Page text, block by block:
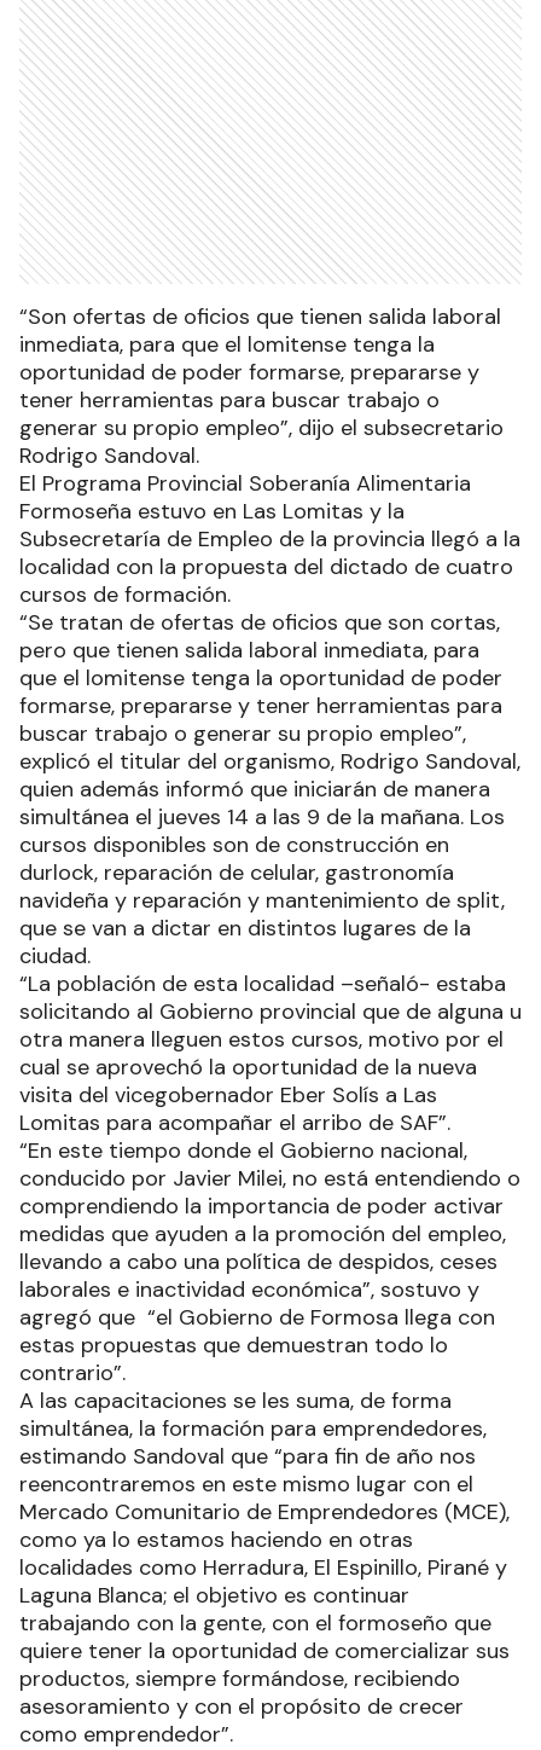
“Son ofertas de oficios que tienen salida laboral
inmediata, para que el lomitense tenga la
oportunidad de poder formarse, prepararse y
tener herramientas para buscar trabajo o
generar su propio empleo”, dijo el subsecretario
Rodrigo Sandoval.
El Programa Provincial Soberanía Alimentaria
Formoseña estuvo en Las Lomitas y la
Subsecretaría de Empleo de la provincia llegó a la
localidad con la propuesta del dictado de cuatro
cursos de formación.
“Se tratan de ofertas de oficios que son cortas,
pero que tienen salida laboral inmediata, para
que el lomitense tenga la oportunidad de poder
formarse, prepararse y tener herramientas para
buscar trabajo o generar su propio empleo”,
explicó el titular del organismo, Rodrigo Sandoval,
quien además informó que iniciarán de manera
simultánea el jueves 14 a las 9 de la mañana. Los
cursos disponibles son de construcción en
durlock, reparación de celular, gastronomía
navideña y reparación y mantenimiento de split,
que se van a dictar en distintos lugares de la
ciudad.
“La población de esta localidad –señaló- estaba
solicitando al Gobierno provincial que de alguna u
otra manera lleguen estos cursos, motivo por el
cual se aprovechó la oportunidad de la nueva
visita del vicegobernador Eber Solís a Las
Lomitas para acompañar el arribo de SAF”.
“En este tiempo donde el Gobierno nacional,
conducido por Javier Milei, no está entendiendo o
comprendiendo la importancia de poder activar
medidas que ayuden a la promoción del empleo,
llevando a cabo una política de despidos, ceses
laborales e inactividad económica”, sostuvo y
agregó que “el Gobierno de Formosa llega con
estas propuestas que demuestran todo lo
contrario”.
A las capacitaciones se les suma, de forma
simultánea, la formación para emprendedores,
estimando Sandoval que “para fin de año nos
reencontraremos en este mismo lugar con el
Mercado Comunitario de Emprendedores (MCE),
como ya lo estamos haciendo en otras
localidades como Herradura, El Espinillo, Pirané y
Laguna Blanca; el objetivo es continuar
trabajando con la gente, con el formoseño que
quiere tener la oportunidad de comercializar sus
productos, siempre formándose, recibiendo
asesoramiento y con el propósito de crecer
como emprendedor”.